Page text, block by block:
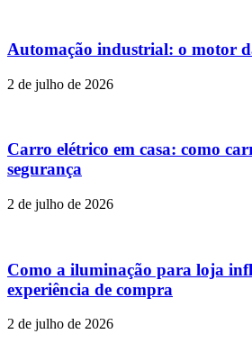
Automação industrial: o motor
2 de julho de 2026
Carro elétrico em casa: como
segurança
2 de julho de 2026
Como a iluminação para loja
experiência de compra
2 de julho de 2026